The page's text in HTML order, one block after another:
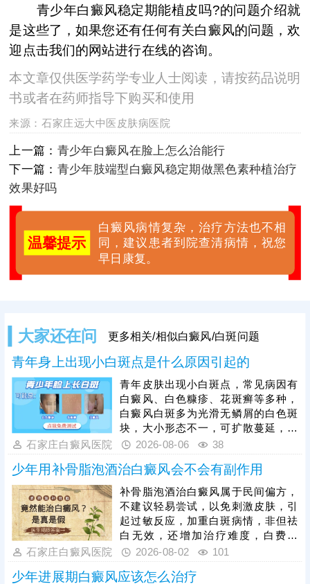
青少年白癜风稳定期能植皮吗?的问题介绍就
是这些了，如果您还有任何有关白癜风的问题，欢
迎点击我们的网站进行在线的咨询。
本文章仅供医学药学专业人士阅读，请按药品说明
书或者在药师指导下购买和使用
来源：石家庄远大中医皮肤病医院
上一篇： 青少年白癜风在脸上怎么治能行
下一篇： 青少年肢端型白癜风稳定期做黑色素种植治疗
效果好吗
温馨提示
白癜风病情复杂，治疗方法也不相
同，建议患者到院查清病情，祝您
早日康复。
大家还在问 更多相关/相似白癜风/白斑问题
青年身上出现小白斑点是什么原因引起的
青年皮肤出现小白斑点，常见病因有
白癜风、白色糠疹、花斑癣等多种，
白癜风白斑多为光滑无鳞屑的白色斑
块，大小形态不一，可扩散蔓延，无
瘙痒痛感。白色糠疹多发于面部，斑
点偏淡白色，表面带有细微鳞屑，多
与皮肤干燥、挑食、日晒相关。花斑
癣由真菌感染导致，白斑多发于胸
背、颈部，轻微脱屑，出汗后可能伴
随轻微瘙痒。仅凭肉眼观察易误诊，
需通过科学检查明确诊断。不同白斑
治疗方式差异极大，注意针对性治
疗。
石家庄白癜风医院 2026-08-06 38
少年用补骨脂泡酒治白癜风会不会有副作用
补骨脂泡酒治白癜风属于民间偏方，
不建议轻易尝试，以免刺激皮肤，引
起过敏反应，加重白斑病情，非但祛
白无效，还增加治疗难度，白费时
间、精力。患上白癜风还需尽早就
疗，一对一用药、照光，保障疗效，
石家庄白癜风医院 2026-08-02 101
少年进展期白癜风应该怎么治疗